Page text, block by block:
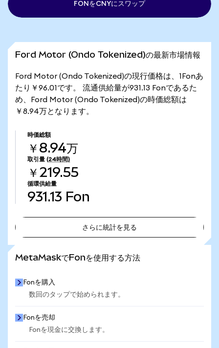
FONをCNYにスワップ
Ford Motor (Ondo Tokenized)の最新市場情報
Ford Motor (Ondo Tokenized)の現行価格は、1Fonあ
たり￥96.01です。 流通供給量が931.13 Fonであるた
め、Ford Motor (Ondo Tokenized)の時価総額は
￥8.94万となります。
時価総額
￥8.94万
取引量 (24時間)
￥219.55
循環供給量
931.13 Fon
さらに統計を見る
MetaMaskでFonを使用する方法
Fonを購入
数回のタップで始められます。
Fonを売却
Fonを現金に交換します。